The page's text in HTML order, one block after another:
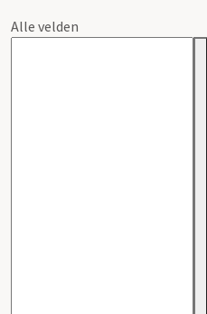
Alle velden